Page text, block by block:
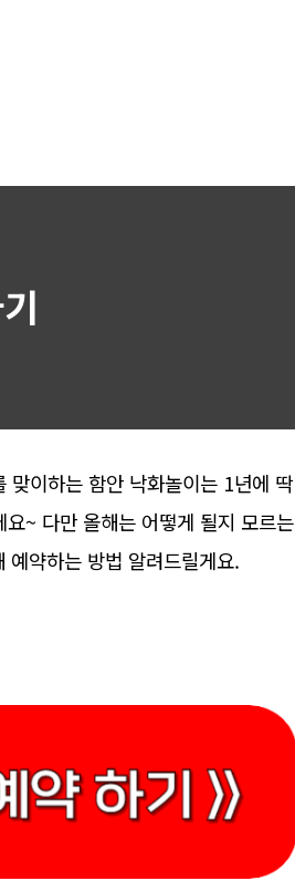
맞이하는 함안 낙화놀이는 1년에 딱
~ 다만 올해는 어떻게 될지 모르는
약하는 방법 알려드릴게요.